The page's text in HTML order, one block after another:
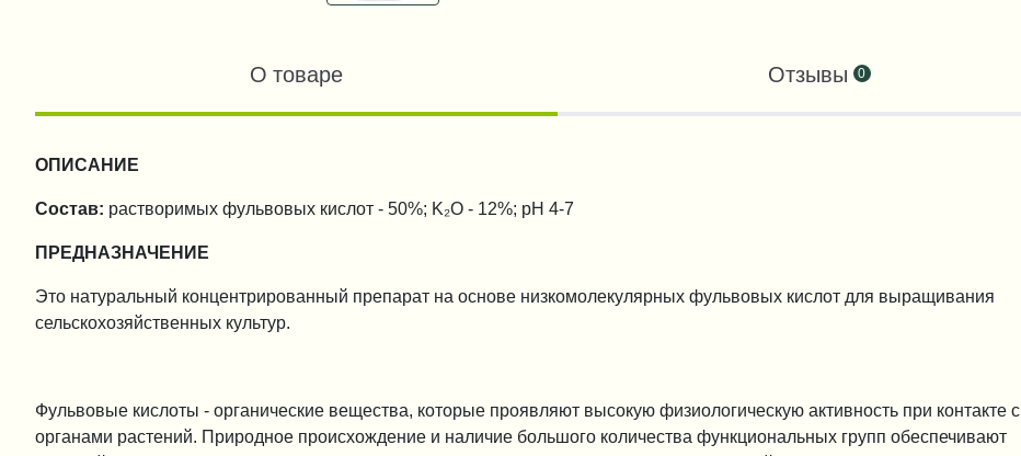
О товаре Отзывы 0
ОПИСАНИЕ
Состав: растворимых фульвовых кислот - 50%; K₂O - 12%; pH 4-7
ПРЕДНАЗНАЧЕНИЕ
Это натуральный концентрированный препарат на основе низкомолекулярных фульвовых кислот для выращивания
сельскохозяйственных культур.
Фульвовые кислоты - органические вещества, которые проявляют высокую физиологическую активность при контакте с
органами растений. Природное происхождение и наличие большого количества функциональных групп обеспечивают